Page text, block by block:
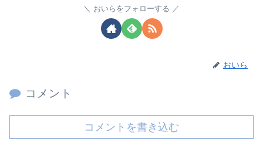
おいらをフォローする
おいら
コメント
コメントを書き込む